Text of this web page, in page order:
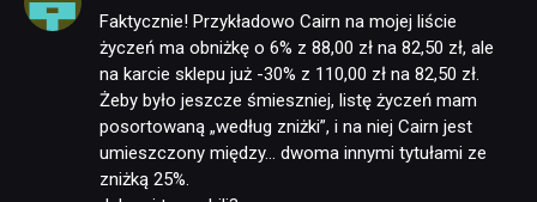
NEWSY
RECENZJE
PUBLICYSTYKA
Faktycznie! Przykładowo Cairn na mojej liście
życzeń ma obniżkę o 6% z 88,00 zł na 82,50 zł, ale
na karcie sklepu już -30% z 110,00 zł na 82,50 zł.
Żeby było jeszcze śmieszniej, listę życzeń mam
posortowaną „według zniżki”, i na niej Cairn jest
umieszczony między… dwoma innymi tytułami ze
zniżką 25%.